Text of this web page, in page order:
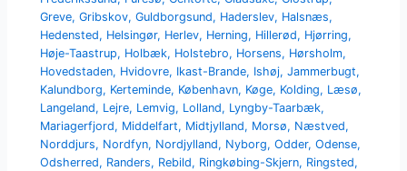
Greve,Gribskov,Guldborgsund, Haderslev, Halsnæs,
Hedensted, Helsingør, Herlev, Herning, Hillerød, Hjørring,
Høje-Taastrup, Holbæk, Holstebro, Horsens, Hørsholm,
Hovedstaden, Hvidovre, Ikast-Brande, Ishøj,Jammerbugt,
Kalundborg, Kerteminde, København, Køge, Kolding, Læsø,
Langeland, Lejre, Lemvig, Lolland, Lyngby-Taarbæk,
Mariagerfjord, Middelfart, Midtjylland, Morsø, Næstved,
Norddjurs, Nordfyn, Nordjylland, Nyborg,Odder,Odense,
Odsherred, Randers, Rebild, Ringkøbing-Skjern, Ringsted,